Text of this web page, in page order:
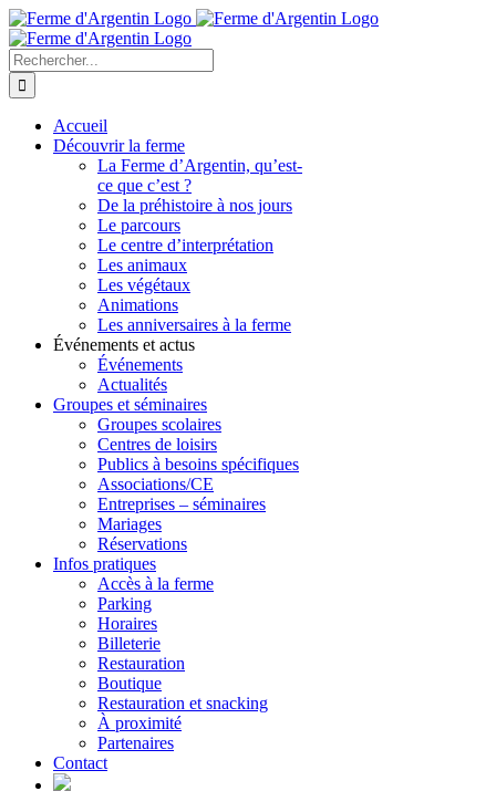
Skip
to
content
Rechercher
Accueil
Découvrir la ferme
La Ferme d’Argentin, qu’est-
ce que c’est ?
De la préhistoire à nos jours
Le parcours
Le centre d’interprétation
Les animaux
Les végétaux
Animations
Les anniversaires à la ferme
Événements et actus
Événements
Actualités
Groupes et séminaires
Groupes scolaires
Centres de loisirs
Publics à besoins spécifiques
Associations/CE
Entreprises – séminaires
Mariages
Réservations
Infos pratiques
Accès à la ferme
Parking
Horaires
Billeterie
Restauration
Boutique
Restauration et snacking
À proximité
Partenaires
Contact